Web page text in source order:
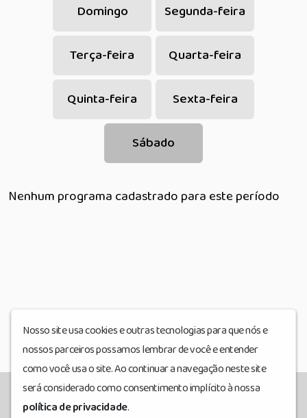
Domingo Segunda-feira
Terça-feira Quarta-feira
Quinta-feira Sexta-feira
Sábado
Nenhum programa cadastrado para este período
Nosso site usa cookies e outras tecnologias para que nós e
nossos parceiros possamos lembrar de você e entender
como você usa o site. Ao continuar a navegação neste site
será considerado como consentimento implícito à nossa
política de privacidade.